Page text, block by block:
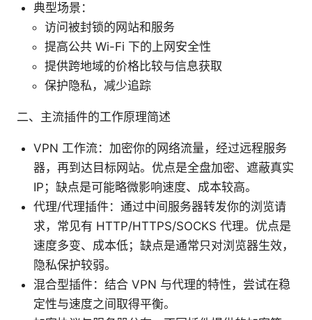
典型场景：
访问被封锁的网站和服务
提高公共 Wi-Fi 下的上网安全性
提供跨地域的价格比较与信息获取
保护隐私，减少追踪
二、主流插件的工作原理简述
VPN 工作流：加密你的网络流量，经过远程服务
器，再到达目标网站。优点是全盘加密、遮蔽真实
IP；缺点是可能略微影响速度、成本较高。
代理/代理插件：通过中间服务器转发你的浏览请
求，常见有 HTTP/HTTPS/SOCKS 代理。优点是
速度多变、成本低；缺点是通常只对浏览器生效，
隐私保护较弱。
混合型插件：结合 VPN 与代理的特性，尝试在稳
定性与速度之间取得平衡。